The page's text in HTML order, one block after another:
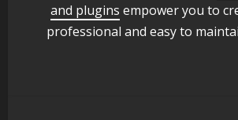
اخر الاخبار الاخبار
مدير إدارة الجودة و التطوير الإداري
بوزارة التربية تشارك الملتقي التنسيقي
and plugins empower you to
professional and easy to